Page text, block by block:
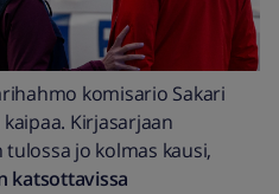
komisario Sakari
Kirjasarjaan
jo kolmas kausi,
katsottavissa